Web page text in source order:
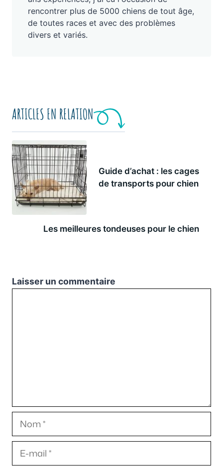
rencontrer plus de 5000 chiens de tout âge,
de toutes races et avec des problèmes
divers et variés.
ARTICLES EN RELATION
Guide d’achat : les cages
de transports pour chien
Les meilleures tondeuses pour le chien
Laisser un commentaire
Nom
E-
mail